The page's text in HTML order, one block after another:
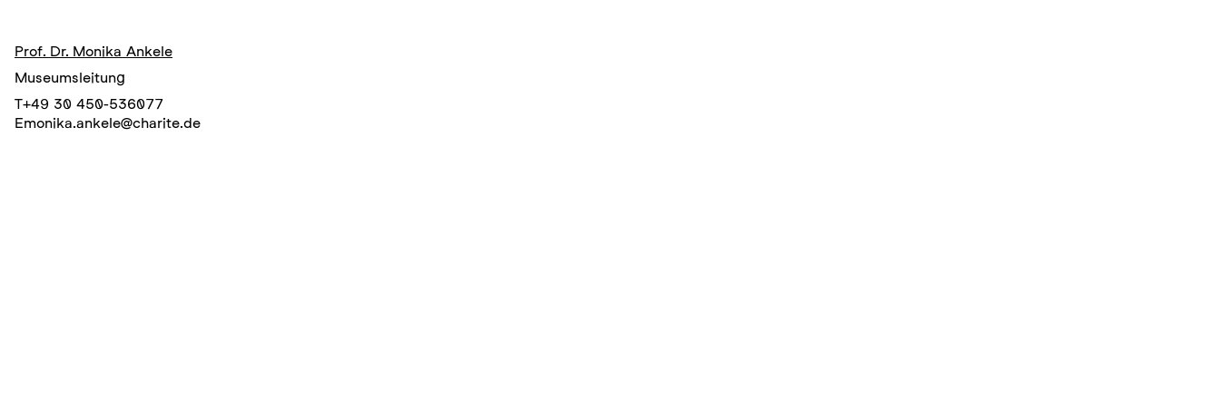
Prof. Dr. Monika Ankele
Museumsleitung
T+49 30 450-536077
Emonika.ankele@charite.de